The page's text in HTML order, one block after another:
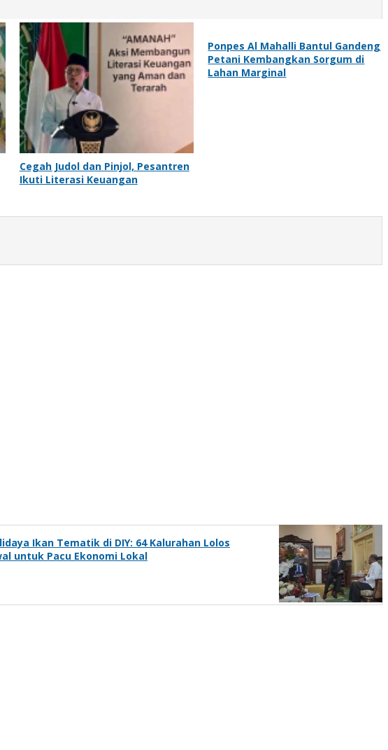
Cegah Judol dan Pinjol, Pesantren
Ikuti Literasi Keuangan
Ponpes Al Mahalli Bantul Gandeng
Petani Kembangkan Sorgum di
Lahan Marginal
Ikan Tematik di DIY: 64 Kalurahan Lolos
untuk Pacu Ekonomi Lokal